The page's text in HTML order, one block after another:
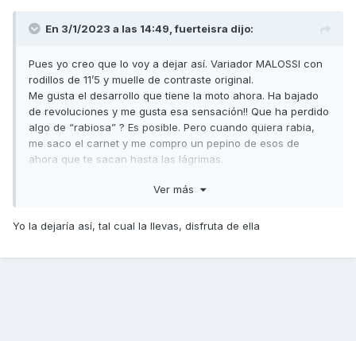
En 3/1/2023 a las 14:49,fuerteisra dijo:
Pues yo creo que lo voy a dejar así. Variador MALOSSI con
rodillos de 11’5 y muelle de contraste original.
Me gusta el desarrollo que tiene la moto ahora. Ha bajado
de revoluciones y me gusta esa sensación!! Que ha perdido
algo de “rabiosa” ? Es posible. Pero cuando quiera rabia,
me saco el carnet y me compro un pepino de esos de
ahora que te sacan hasta las lágrimas.
Creo que es moto ideal junto con otras 125 para una ciudad
Ver más
Yo la dejaría así, tal cual la llevas, disfruta de ella